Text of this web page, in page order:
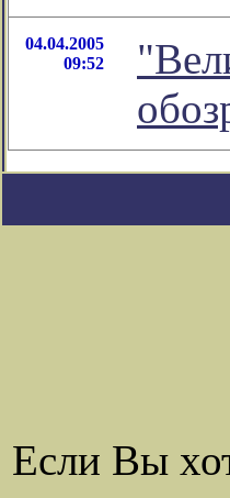
04.04.2005
09:52
Если Вы